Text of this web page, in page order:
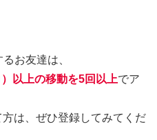
お友達は、
以上の移動を5回以上でア
は、ぜひ登録してみてくだ